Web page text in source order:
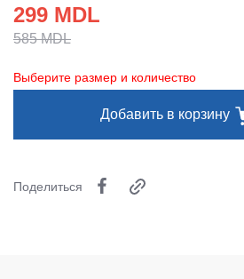
Одноразовая спецодежда
Специальная одежда
Шапки
299 MDL
585 MDL
Выберите размер и количество
Добавить в корзину
Поделиться